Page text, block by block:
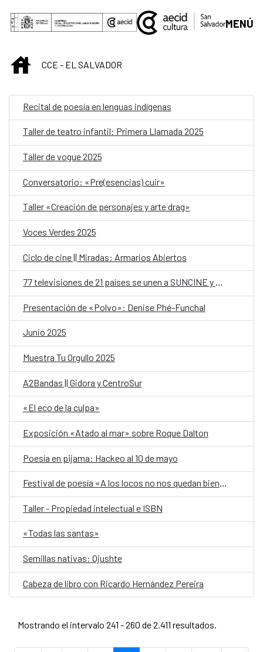
Saltar al contenido principal
MENÚ
INICIOCCE - EL SALVADOR
Recital de poesía en lenguas indígenas
Taller de teatro infantil: Primera Llamada 2025
Taller de vogue 2025
Conversatorio: «Pre(esencias) cuir»
Taller «Creación de personajes y arte drag»
Voces Verdes 2025
Ciclo de cine || Miradas: Armarios Abiertos
77 televisiones de 21 países se unen a SUNCINE y AECID por un mundo sin plásticos
Presentación de «Polvo»: Denise Phé-Funchal
Junio 2025
Muestra Tu Orgullo 2025
A2Bandas || Gidora y CentroSur
«El eco de la culpa»
Exposición «Atado al mar» sobre Roque Dalton
Poesía en pijama: Hackeo al 10 de mayo
Festival de poesía «A los locos no nos quedan bien los nombres» 2025
Taller - Propiedad intelectual e ISBN
«Todas las santas»
Semillas nativas: Ojushte
Cabeza de libro con Ricardo Hernández Pereira
Mostrando el intervalo 241 - 260 de 2.411 resultados.